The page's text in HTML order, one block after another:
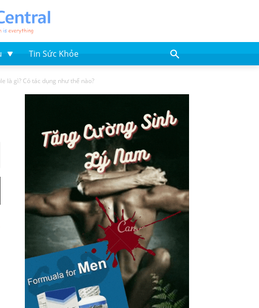
Tin Sức Khỏe
là gì? Có tác dụng như thế nào?